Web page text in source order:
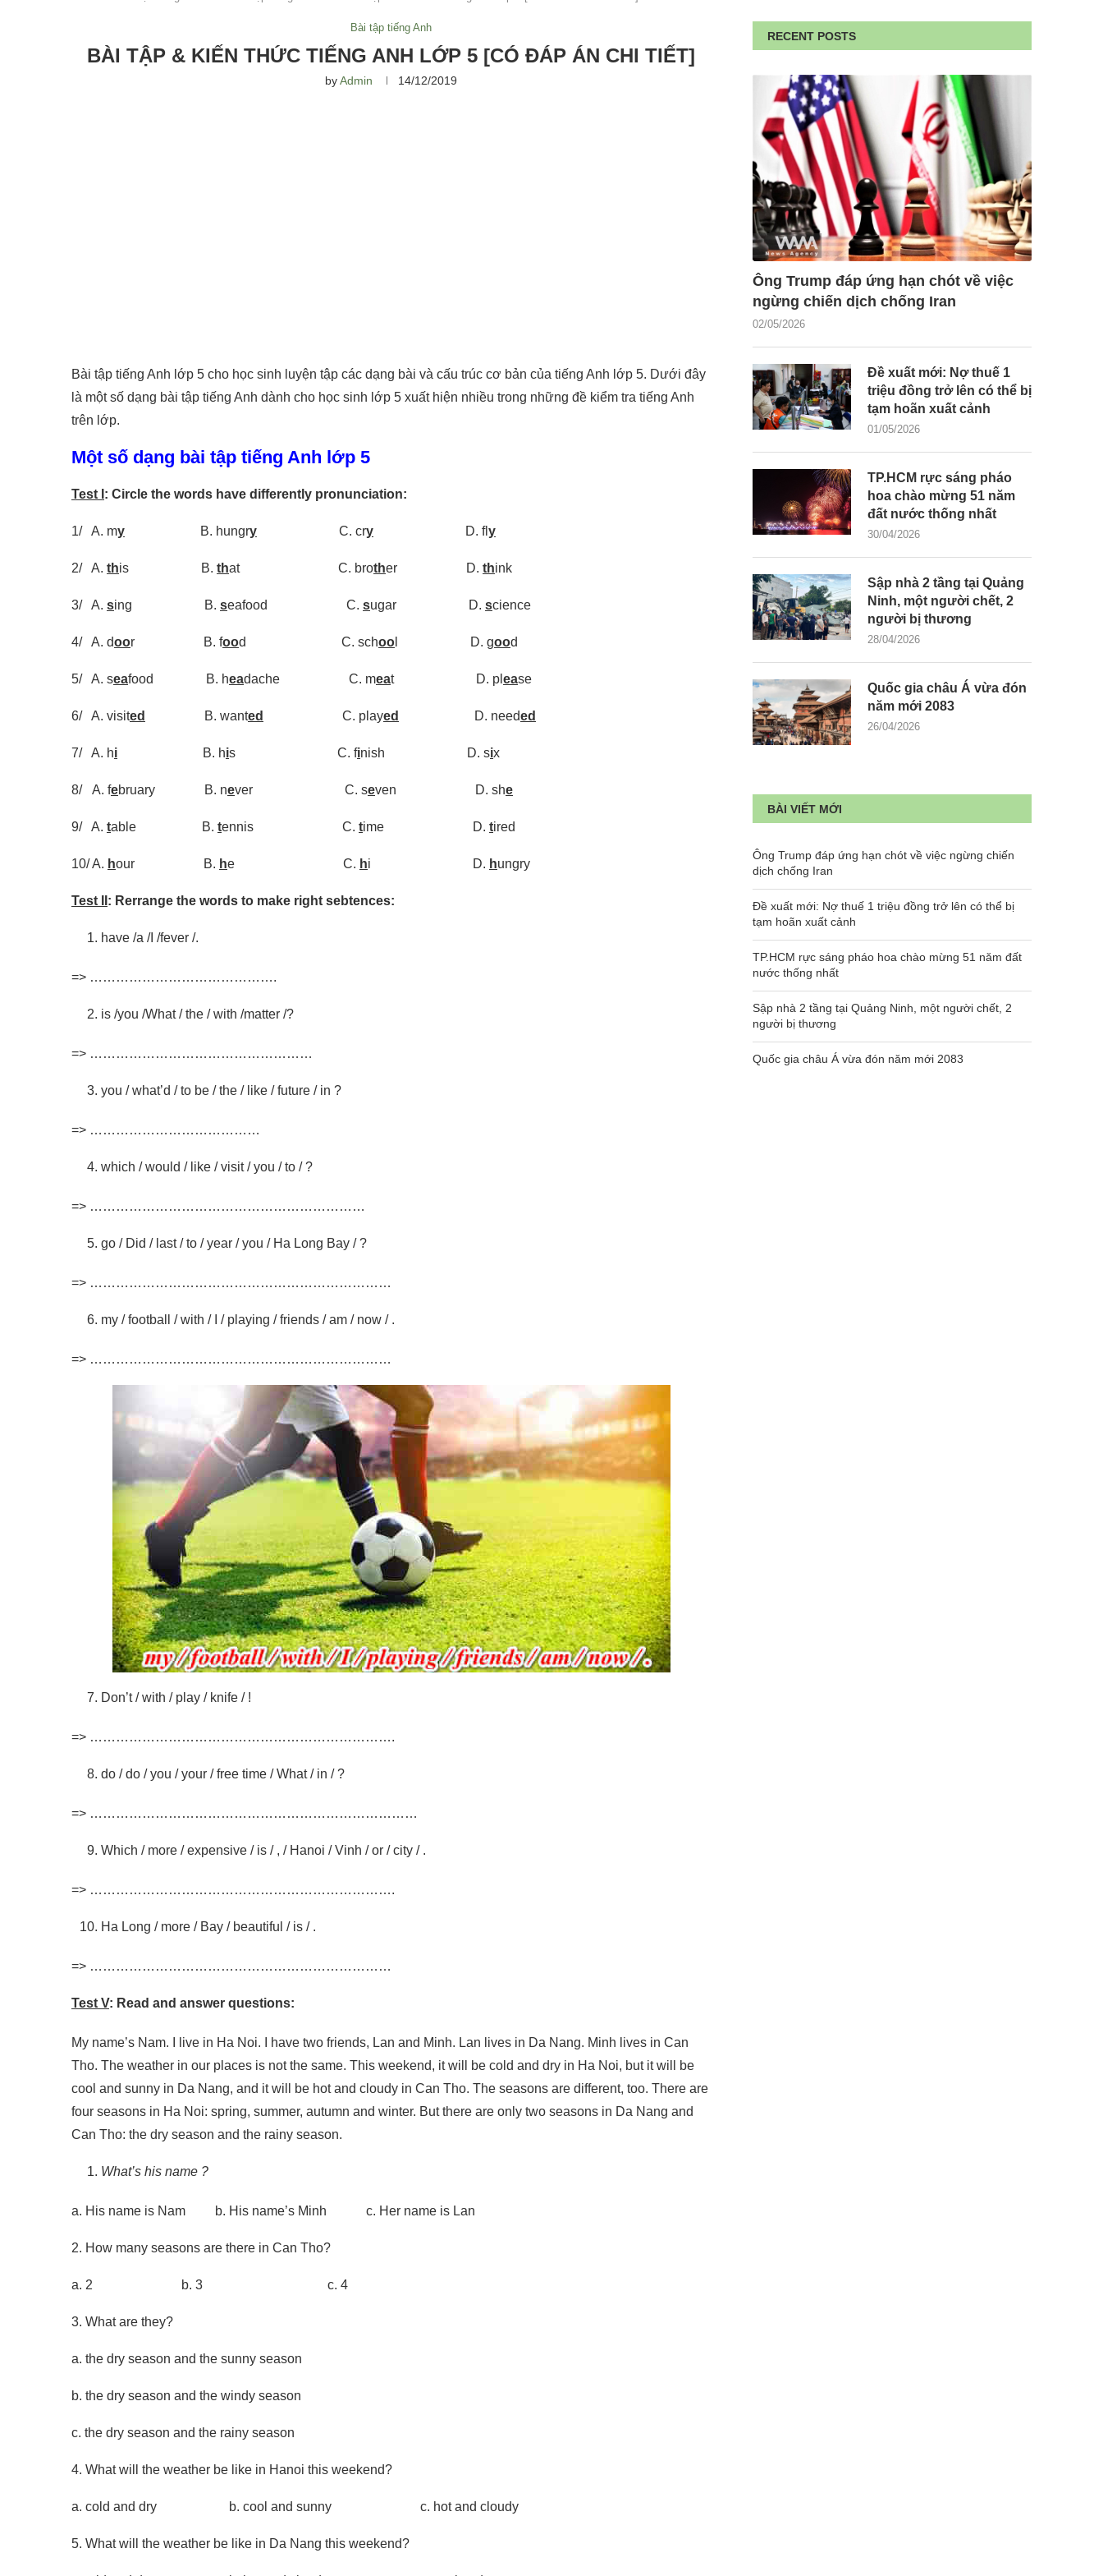
Bài tập tiếng Anh
BÀI TẬP & KIẾN THỨC TIẾNG ANH LỚP 5 [CÓ ĐÁP ÁN CHI TIẾT]
byAdmin 14/12/2019
Bài tập tiếng Anh lớp 5 cho học sinh luyện tập các dạng bài và cấu trúc cơ bản của tiếng Anh lớp 5. Dưới đây
là một số dạng bài tập tiếng Anh dành cho học sinh lớp 5 xuất hiện nhiều trong những đề kiểm tra tiếng Anh
trên lớp.
Một số dạng bài tập tiếng Anh lớp 5
Test I : Circle the words have differently pronunciation:
1/ A. my B. hungry C. cry D. fly
2/ A. this B. that C. brother D. think
3/ A. sing B. seafood C. sugar D. science
4/ A. door B. food C. schoo l D. good
5/ A. seafood B. headache C. meat D. pl ease
6/ A. visited B. wanted C. played D. needed
7/ A. hi B. his C. finish D. six
8/ A. february B. never C. seven D. she
9/ A. table B. tennis C. time D. tired
10/ A. hour B. he C. hi D. hungry
Test II : Rerrange the words to make right sebtences:
have /a /I /fever /.
=> …………………………………….
is /you /What / the / with /matter /?
=> ……………………………………………
you / what’d / to be / the / like / future / in ?
=> …………………………………
which / would / like / visit / you / to / ?
=> ………………………………………………………
go / Did / last / to / year / you / Ha Long Bay / ?
=> ……………………………………………………………
my / football / with / I / playing / friends / am / now / .
=> ……………………………………………………………
Don’t / with / play / knife / !
=> …………………………………………………………….
do / do / you / your / free time / What / in / ?
=> …………………………………………………………………
Which / more / expensive / is / , / Hanoi / Vinh / or / city / .
=> …………………………………………………………….
Ha Long / more / Bay / beautiful / is / .
=> ……………………………………………………………
Test V: Read and answer questions:
My name’s Nam. I live in Ha Noi. I have two friends, Lan and Minh. Lan lives in Da Nang. Minh lives in Can
Tho. The weather in our places is not the same. This weekend, it will be cold and dry in Ha Noi, but it will be
cool and sunny in Da Nang, and it will be hot and cloudy in Can Tho. The seasons are different, too. There are
four seasons in Ha Noi: spring, summer, autumn and winter. But there are only two seasons in Da Nang and
Can Tho: the dry season and the rainy season.
What’s his name ?
a. His name is Nam b. His name’s Minh c. Her name is Lan
2. How many seasons are there in Can Tho?
a. 2 b. 3 c. 4
3. What are they?
a. the dry season and the sunny season
b. the dry season and the windy season
c. the dry season and the rainy season
4. What will the weather be like in Hanoi this weekend?
a. cold and dry b. cool and sunny c. hot and cloudy
5. What will the weather be like in Da Nang this weekend?
RECENT POSTS
Ông Trump đáp ứng hạn chót về việc
ngừng chiến dịch chống Iran
02/05/2026
Đề xuất mới: Nợ thuế 1
triệu đồng trở lên có thể bị
tạm hoãn xuất cảnh
01/05/2026
TP.HCM rực sáng pháo
hoa chào mừng 51 năm
đất nước thống nhất
30/04/2026
Sập nhà 2 tầng tại Quảng
Ninh, một người chết, 2
người bị thương
28/04/2026
Quốc gia châu Á vừa đón
năm mới 2083
26/04/2026
BÀI VIẾT MỚI
Ông Trump đáp ứng hạn chót về việc ngừng chiến
dịch chống Iran
Đề xuất mới: Nợ thuế 1 triệu đồng trở lên có thể bị
tạm hoãn xuất cảnh
TP.HCM rực sáng pháo hoa chào mừng 51 năm đất
nước thống nhất
Sập nhà 2 tầng tại Quảng Ninh, một người chết, 2
người bị thương
Quốc gia châu Á vừa đón năm mới 2083